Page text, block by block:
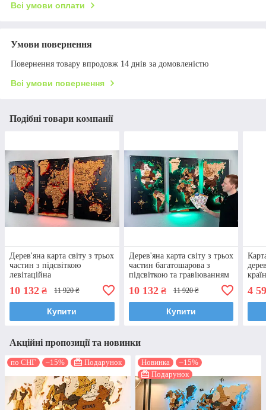
Всі умови оплати
Умови повернення
Повернення товару впродовж 14 днів за домовленістю
Всі умови повернення
Подібні товари компанії
Дерев'яна карта світу з трьох
частин з підсвіткою
левітаційна
10 132 ₴ 11 920 ₴
Купити
Дерев'яна карта світу з трьох
частин багатошарова з
підсвіткою та гравіюванням
10 132₴ 11 920 ₴
Купити
4
Акційні пропозиції та новинки
по СНГ –15% Подарунок Новинка
–15%
Подарунок